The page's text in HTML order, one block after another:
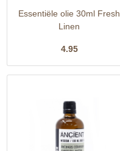
Essentiële olie 30ml Fresh
Linen
4.95